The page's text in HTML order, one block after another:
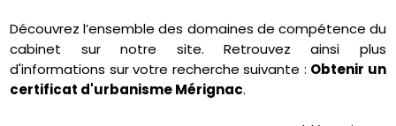
Découvrez l’ensemble des domaines de compétence du
cabinet sur notre site. Retrouvez ainsi plus
d'informations sur votre recherche suivante : Obtenir un
certificat d'urbanisme Mérignac.